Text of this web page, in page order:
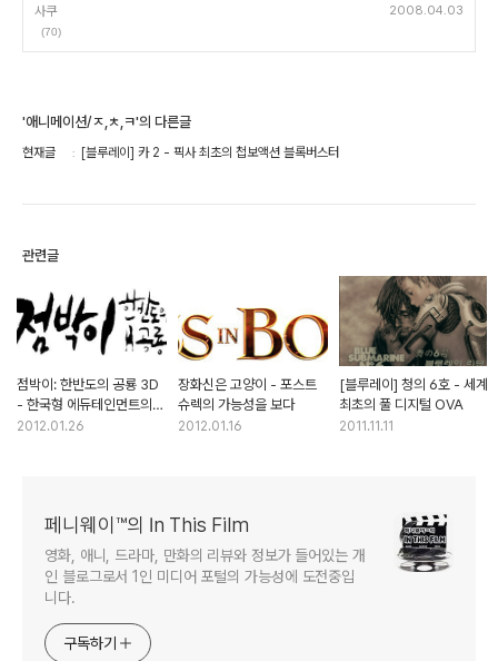
사쿠
(70)
2008.04.03
'애니메이션/ㅈ,ㅊ,ㅋ'의 다른글
현재글 [블루레이] 카 2 - 픽사 최초의 첩보액션 블록버스터
관련글
점박이: 한반도의 공룡 3D
- 한국형 에듀테인먼트의
도약
2012.01.26
장화신은 고양이 - 포스트
슈렉의 가능성을 보다
2012.01.16
[블루레이] 청의 6호 - 세계
최초의 풀 디지털 OVA
2011.11.11
페니웨이™의 In This Film
영화, 애니, 드라마, 만화의 리뷰와 정보가 들어있는 개
인 블로그로서 1인 미디어 포털의 가능성에 도전중입
니다.
구독하기